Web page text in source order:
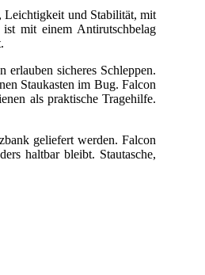
Leichtigkeit und Stabilität, mit
mit einem Antirutschbelag
sicheres Schleppen.
Staukasten im Bug. Falcon
als praktische Tragehilfe.
geliefert werden. Falcon
haltbar bleibt. Stautasche,